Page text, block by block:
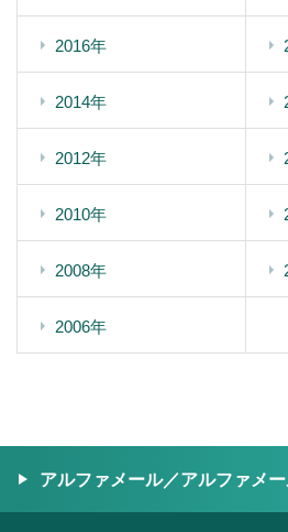
2016年
2014年
2012年
2010年
2008年
2006年
アルファメール／アルファメ